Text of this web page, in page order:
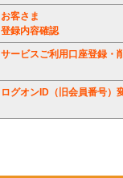
お客さま
登録内容確認
サービスご利用口座登録・
ログオンID（旧会員番号）